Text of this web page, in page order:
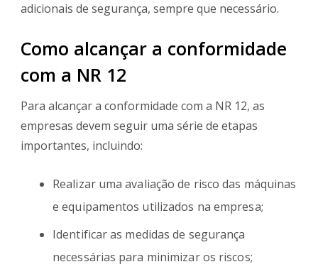
adicionais de segurança, sempre que necessário.
Como alcançar a conformidade
com a NR 12
Para alcançar a conformidade com a NR 12, as
empresas devem seguir uma série de etapas
importantes, incluindo:
Realizar uma avaliação de risco das máquinas
e equipamentos utilizados na empresa;
Identificar as medidas de segurança
necessárias para minimizar os riscos;